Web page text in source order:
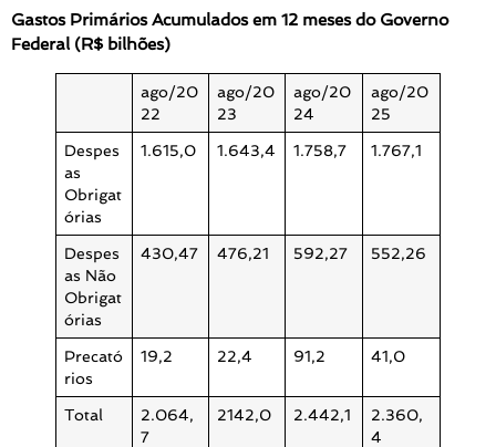
Gastos Primários Acumulados em 12 meses do Governo
Federal (R$ bilhões)
ago/20
22
ago/20
23
ago/20
24
ago/20
25
Despes
as
Obrigat
órias
1.615,0 1.643,4 1.758,7 1.767,1
Despes
as Não
Obrigat
órias
430,47 476,21 592,27 552,26
Precató
rios
19,2 22,4 91,2 41,0
Total
2.064,
7
2142,0 2.442,1
2.360,
4